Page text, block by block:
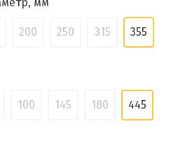
200 250 315 355
100 145 180 445